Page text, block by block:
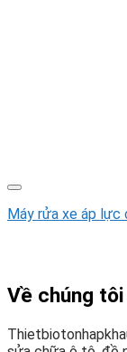
Máy rửa xe áp lực
Về chúng tôi